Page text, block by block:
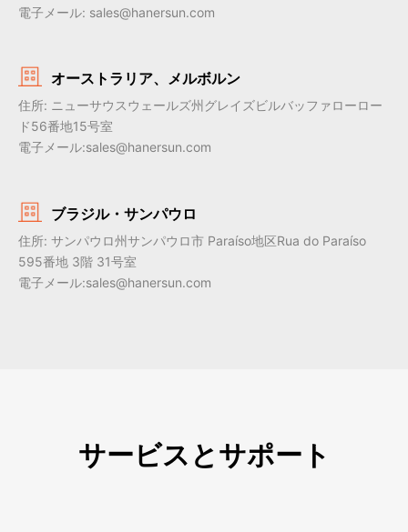
電子メール: sales@hanersun.com
オーストラリア、メルボルン
住所: ニューサウスウェールズ州グレイズビルバッファローロー
ド56番地15号室
電子メール:sales@hanersun.com
ブラジル・サンパウロ
住所: サンパウロ州サンパウロ市 Paraíso地区Rua do Paraíso
595番地 3階 31号室
電子メール:sales@hanersun.com
サービスとサポート